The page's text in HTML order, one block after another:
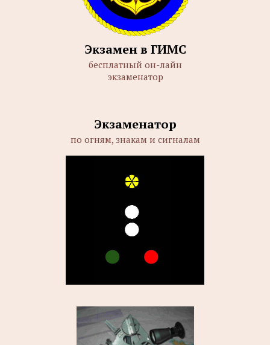
Экзамен в ГИМС
бесплатный он-лайн
экзаменатор
Экзаменатор
по огням, знакам и сигналам